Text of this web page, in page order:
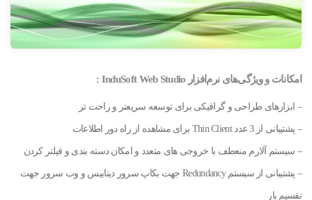
امکانات و ویژگی‌های نرم‌افزار InduSoft Web Studio
:
– ابزارهای طراحی و گرافیکی برای توسعه سریعتر و راحت تر
– پشتیبانی از 3 عدد Thin Client برای مشاهده از راه دور اطلاعات
– سیستم آلارم منعطف با خروجی های متعدد و امکان دسته بندی و فیلتر کردن
– پشتیبانی از سیستم Redundancy جهت بکاپ سرور دیتابیس و وب سرور جهت
تقسیم بار